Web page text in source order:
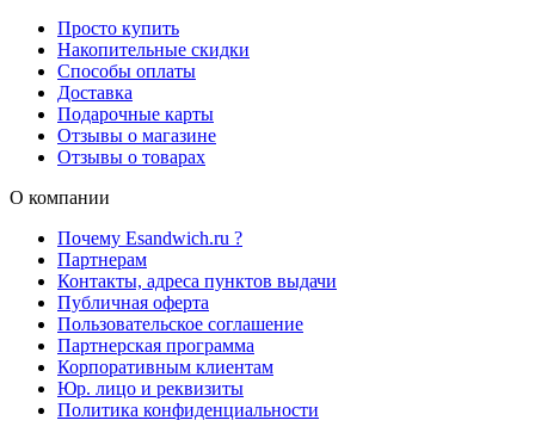
Просто купить
Накопительные скидки
Способы оплаты
Доставка
Подарочные карты
Отзывы о магазине
Отзывы о товарах
О компании
Почему Esandwich.ru ?
Партнерам
Контакты, адреса пунктов выдачи
Публичная оферта
Пользовательское соглашение
Партнерская программа
Корпоративным клиентам
Юр. лицо и реквизиты
Политика конфиденциальности